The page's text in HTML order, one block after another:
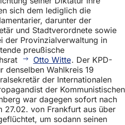
sich dem lediglich die
darunter der
und Stadtverordnete sowie
der Provinzialverwaltung in
preußische
Otto Witte. Der KPD-
denselben Wahlkreis 19
der Internationalen
der Kommunistischen
war dagegen sofort nach
27.02. von Frankfurt aus über
um sodann seinen